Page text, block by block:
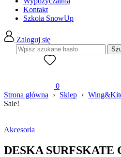
Kontakt
Szkoła SnowUp
Zaloguj się
0
Strona główna
› Sklep ›
Sale!
Akcesoria
DESKA SURFSKATE